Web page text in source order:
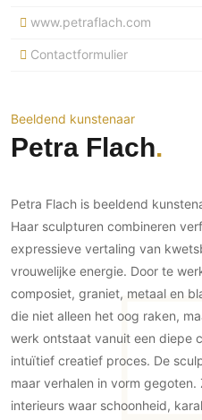
Woondecoratie
Inrichting
Bedden
Meubels
Interieurbouw
Trappen
Keuken
Keukens
Keukenapparatuur
Keukenbladen
Buitendeuren
Deursystemen
Vouwwanden
Garagedeuren
Zonwering
Buitenshutters
Overig
Autolift
3D visualisaties
Gevelbekleding
Tuinmeubelen
Hekwerken en poorten
Zwemmen
Tuin wellness
Vloer
Buitenvloeren
Houten buitenvloeren
Natuursteen en keramiek
buitenvloeren
Zonwering
Kinderkamer
Toilet
Wellness
Wijnkelder
Woonkamer
Buitenkijken
Bijgebouw / Poolhouse
Terrasoverkapping
Tuin
Zwembad
www.petraflach.com
Contactformulier
Beeldend kunstenaar
Petra Flach
Petra Flach is beeldend
Haar sculpturen combineren
expressieve vertaling van
vrouwelijke energie. Door te
composiet, graniet, metaal en
die niet alleen het oog raken,
werk ontstaat vanuit een diepe
intuïtief creatief proces. De
maar verhalen in vorm gegoten.
interieurs waar schoonheid,